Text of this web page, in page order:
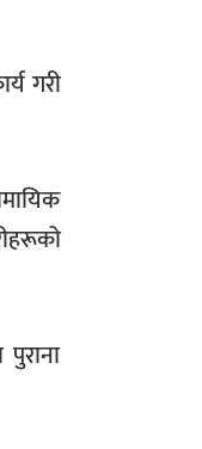
गरी